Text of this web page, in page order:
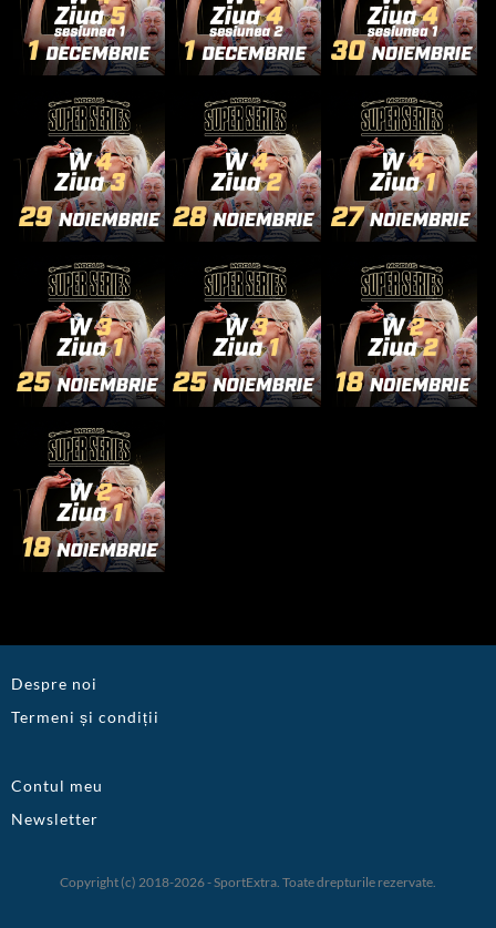
Despre noi
Termeni și condiții
Contul meu
Newsletter
Copyright (c) 2018-2026 - SportExtra. Toate drepturile rezervate.